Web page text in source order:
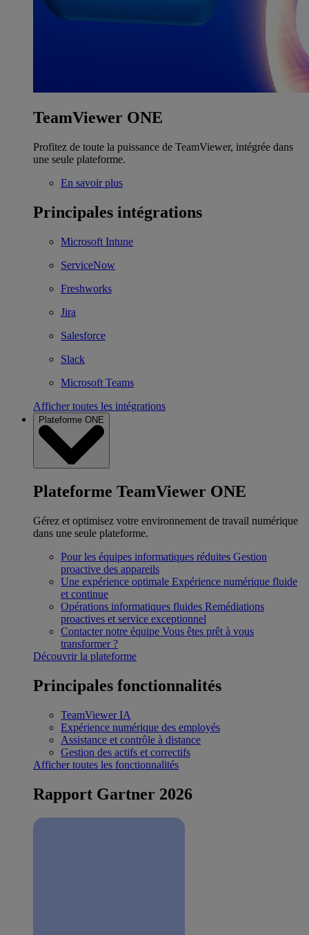
TeamViewer ONE
Profitez de toute la puissance de TeamViewer, intégrée dans
une seule plateforme.
En savoir plus
Principales intégrations
Microsoft Intune
ServiceNow
Freshworks
Jira
Salesforce
Slack
Microsoft Teams
Afficher toutes les intégrations
Plateforme ONE
Plateforme TeamViewer ONE
Gérez et optimisez votre environnement de travail numérique
dans une seule plateforme.
Pour les équipes informatiques réduites Gestion
proactive des appareils
Une expérience optimale Expérience numérique fluide
et continue
Opérations informatiques fluides Remédiations
proactives et service exceptionnel
Contacter notre équipe Vous êtes prêt à vous
transformer ?
Découvrir la plateforme
Principales fonctionnalités
TeamViewer IA
Expérience numérique des employés
Assistance et contrôle à distance
Gestion des actifs et correctifs
Afficher toutes les fonctionnalités
Rapport Gartner 2026